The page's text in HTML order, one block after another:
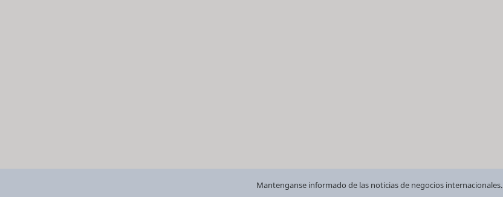
Mantenganse informado de las noticias de negocios internacionales.